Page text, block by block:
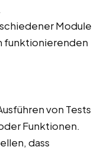
Module
funktionierenden
von Tests
Funktionen.
dass